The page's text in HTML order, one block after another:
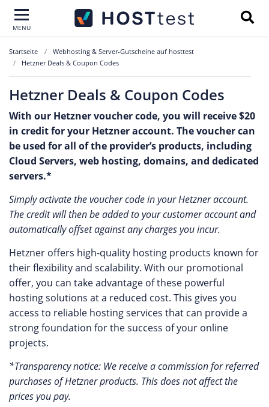
MENÜ
Startseite
Webhosting & Server-Gutscheine auf hosttest
Hetzner Deals & Coupon Codes
Hetzner Deals & Coupon Codes
With our Hetzner voucher code, you will receive $20
in credit for your Hetzner account. The voucher can
be used for all of the provider’s products, including
Cloud Servers, web hosting, domains, and dedicated
servers.*
Simply activate the voucher code in your Hetzner account.
The credit will then be added to your customer account and
automatically offset against any charges you incur.
Hetzner offers high-quality hosting products known for
their flexibility and scalability. With our promotional
offer, you can take advantage of these powerful
hosting solutions at a reduced cost. This gives you
access to reliable hosting services that can provide a
strong foundation for the success of your online
projects.
*Transparency notice: We receive a commission for referred
purchases of Hetzner products. This does not affect the
prices you pay.